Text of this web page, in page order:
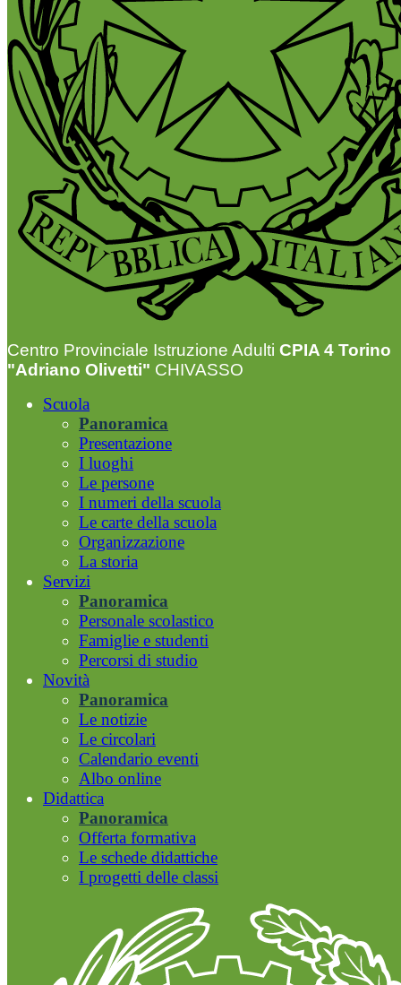
Centro Provinciale Istruzione Adulti CPIA 4 Torino
"Adriano Olivetti" CHIVASSO
Scuola
Panoramica
Presentazione
I luoghi
Le persone
I numeri della scuola
Le carte della scuola
Organizzazione
La storia
Servizi
Panoramica
Personale scolastico
Famiglie e studenti
Percorsi di studio
Novità
Panoramica
Le notizie
Le circolari
Calendario eventi
Albo online
Didattica
Panoramica
Offerta formativa
Le schede didattiche
I progetti delle classi